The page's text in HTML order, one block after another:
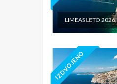
LIMEAS LETO
IZDVOJENO